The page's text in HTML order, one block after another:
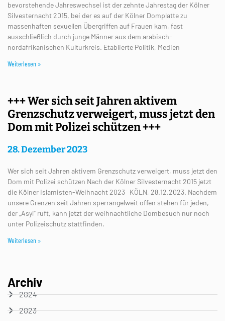
bevorstehende Jahreswechsel ist der zehnte Jahrestag der Kölner
Silvesternacht 2015, bei der es auf der Kölner Domplatte zu
massenhaften sexuellen Übergriffen auf Frauen kam, fast
ausschließlich durch junge Männer aus dem arabisch-
nordafrikanischen Kulturkreis. Etablierte Politik, Medien
Weiterlesen »
+++ Wer sich seit Jahren aktivem
Grenzschutz verweigert, muss jetzt den
Dom mit Polizei schützen +++
28. Dezember 2023
Wer sich seit Jahren aktivem Grenzschutz verweigert, muss jetzt den
Dom mit Polizei schützen Nach der Kölner Silvesternacht 2015 jetzt
die Kölner Islamisten-Weihnacht 2023 KÖLN, 28.12.2023. Nachdem
unsere Grenzen seit Jahren sperrangelweit offen stehen für jeden,
der „Asyl“ ruft, kann jetzt der weihnachtliche Dombesuch nur noch
unter Polizeischutz stattfinden.
Weiterlesen »
Archiv
2024
2023